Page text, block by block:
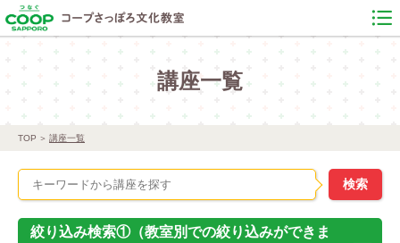
講座一覧
TOP 講座一覧
絞り込み検索①（教室別での絞り込みができま